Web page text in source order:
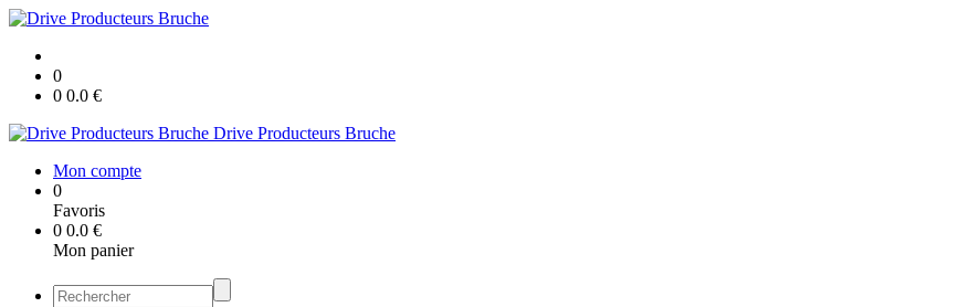
0
0 0.0 €
Drive Producteurs Bruche
Mon compte
0
Favoris
0 0.0 €
Mon panier